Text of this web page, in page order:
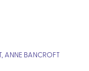
ANNE BANCROFT